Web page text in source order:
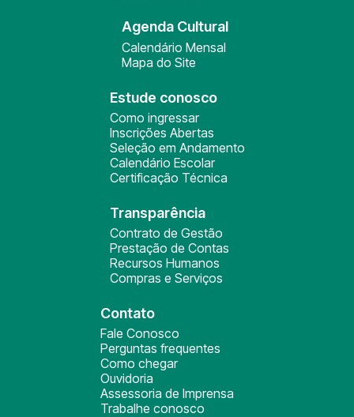
Agenda Cultural
Calendário Mensal
Mapa do Site
Estude conosco
Como ingressar
Inscrições Abertas
Seleção em Andamento
Calendário Escolar
Certificação Técnica
Transparência
Contrato de Gestão
Prestação de Contas
Recursos Humanos
Compras e Serviços
Contato
Fale Conosco
Perguntas frequentes
Como chegar
Ouvidoria
Assessoria de Imprensa
Trabalhe conosco